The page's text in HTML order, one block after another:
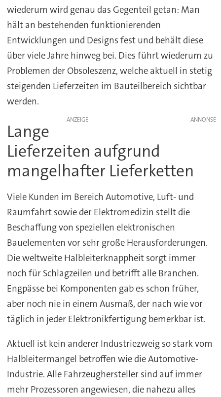
wiederum wird genau das Gegenteil getan: Man
hält an bestehenden funktionierenden
Entwicklungen und Designs fest und behält diese
über viele Jahre hinweg bei. Dies führt wiederum zu
Problemen der Obsoleszenz, welche aktuell in stetig
steigenden Lieferzeiten im Bauteilbereich sichtbar
werden.
ANZEIGE
Lange
Lieferzeiten aufgrund
mangelhafter Lieferketten
Viele Kunden im Bereich Automotive, Luft- und
Raumfahrt sowie der Elektromedizin stellt die
Beschaffung von speziellen elektronischen
Bauelementen vor sehr große Herausforderungen.
Die weltweite Halbleiterknappheit sorgt immer
noch für Schlagzeilen und betrifft alle Branchen.
Engpässe bei Komponenten gab es schon früher,
aber noch nie in einem Ausmaß, der nach wie vor
täglich in jeder Elektronikfertigung bemerkbar ist.
Aktuell ist kein anderer Industriezweig so stark vom
Halbleitermangel betroffen wie die Automotive-
Industrie. Alle Fahrzeughersteller sind auf immer
mehr Prozessoren angewiesen, die nahezu alles